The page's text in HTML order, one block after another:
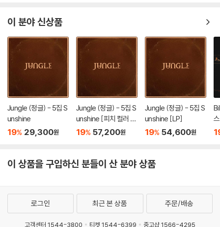
이 분야 신상품
Jungle (정글) - 5집 S
unshine
19% 29,300원
Jungle (정글) - 5집 S
unshine [피치 컬러 L
P]
19% 57,200원
Jungle (정글) - 5집 S
unshine [LP]
19% 54,600원
이 상품을 구입하신 분들이 산 분야 상품
로그인 최근 본 상품 주문/배송
고객센터 1544-3800 티켓 1544-6399 중고샵 1566-4295